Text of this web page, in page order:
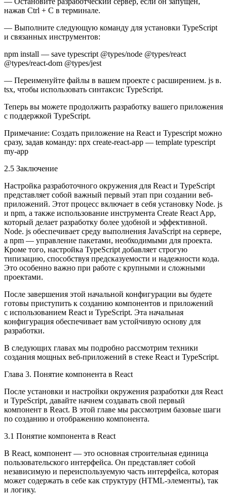
нажав Ctrl + C в терминале.
— Выполните следующую команду для установки TypeScript
и связанных инструментов:
npm install — save typescript @types/node @types/react
@types/react-dom @types/jest
— Переименуйте файлы в вашем проекте с расширением. js в.
tsx, чтобы использовать синтаксис TypeScript.
Теперь вы можете продолжить разработку вашего приложения
с поддержкой TypeScript.
Примечание: Создать приложение на React и Typescript можно
сразу, задав команду: npx create-react-app — template typescript
my-app
2.5 Заключение
Настройка разработочного окружения для React и TypeScript
представляет собой важный первый этап при создании веб-
приложений. Этот процесс включает в себя установку Node. js
и npm, а также использование инструмента Create React App,
который делает разработку более удобной и эффективной.
Node. js обеспечивает среду выполнения JavaScript на сервере,
а npm — управление пакетами, необходимыми для проекта.
Кроме того, настройка TypeScript добавляет строгую
типизацию, способствуя предсказуемости и надежности кода.
Это особенно важно при работе с крупными и сложными
проектами.
После завершения этой начальной конфигурации вы будете
готовы приступить к созданию компонентов и приложений
с использованием React и TypeScript. Эта начальная
конфигурация обеспечивает вам устойчивую основу для
разработки.
В следующих главах мы подробно рассмотрим техники
создания мощных веб-приложений в стеке React и TypeScript.
Глава 3. Понятие компонента в React
После установки и настройки окружения разработки для React
и TypeScript, давайте начнем создавать свой первый
компонент в React. В этой главе мы рассмотрим базовые шаги
по созданию и отображению компонента.
3.1 Понятие компонента в React
В React, компонент — это основная строительная единица
пользовательского интерфейса. Он представляет собой
независимую и переиспользуемую часть интерфейса, которая
может содержать в себе как структуру (HTML-элементы), так
и логику.